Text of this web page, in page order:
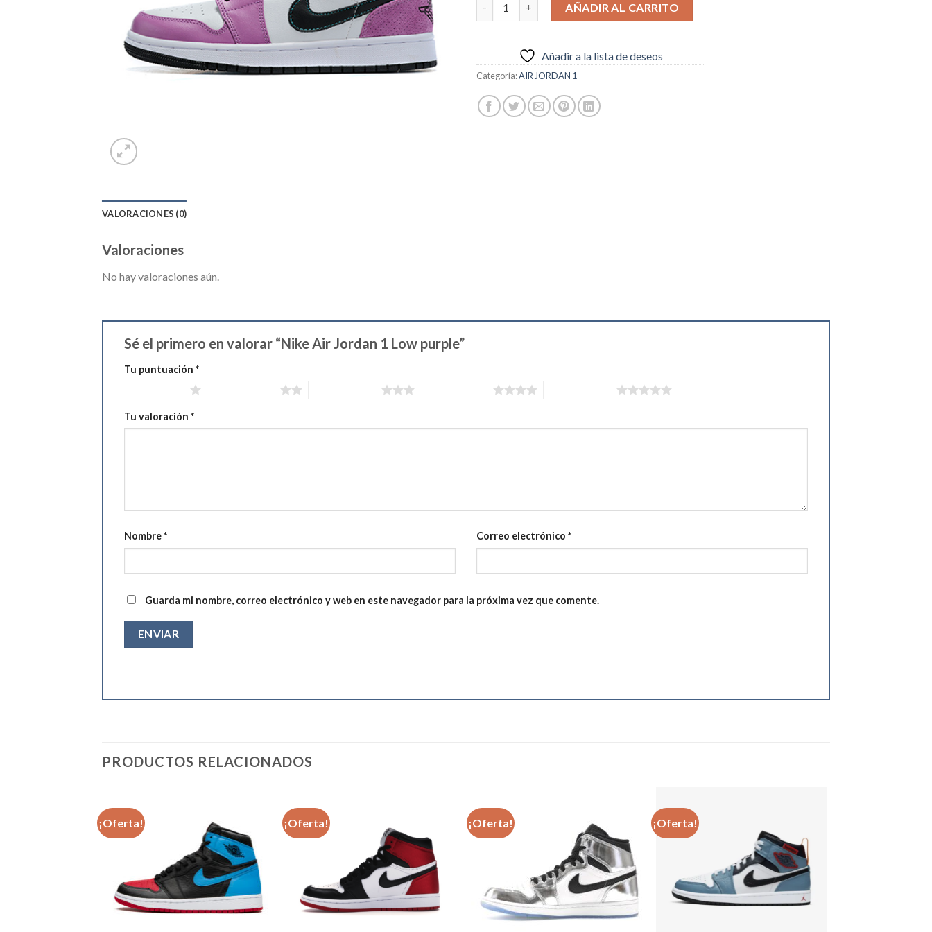
AÑADIR AL CARRITO
Añadir a la lista de deseos
Categoría:AIR JORDAN 1
VALORACIONES (0)
Valoraciones
No hay valoraciones aún.
Sé el primero en valorar “Nike Air Jordan 1 Low purple”
Tu puntuación *
Tu valoración *
Nombre* Correo electrónico *
Guarda mi nombre, correo electrónico y web en este navegador para la próxima vez que comente.
PRODUCTOS RELACIONADOS
¡Oferta!
Añadir
a la
lista de
deseos
¡Oferta!
Añadir
a la
lista de
deseos
¡Oferta!
Añadir
a la
lista de
deseos
¡Oferta!
Añadir
a la
lista de
deseos